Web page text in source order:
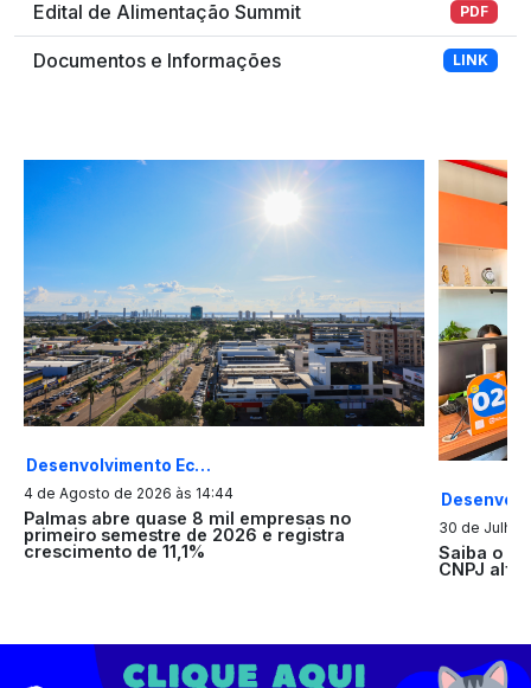
Edital de Alimentação Summit PDF
Documentos e Informações LINK
Desenvolvimento Ec…
4 de Agosto de 2026 às 14:44
Palmas abre quase 8 mil empresas no
primeiro semestre de 2026 e registra
crescimento de 11,1%
30 de Julho
Saiba o
CNPJ